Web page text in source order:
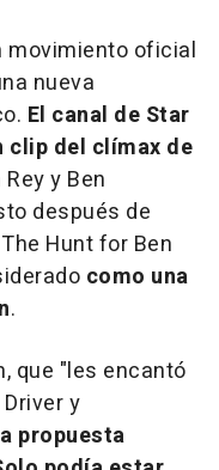
movimiento oficial
nueva
El canal de Star
clip del clímax de
y Ben
después de
Hunt for Ben
como una
.
que "les encantó
y
propuesta